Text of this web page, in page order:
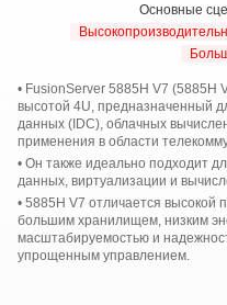
Основные
• FusionServer 5885H V7 (5885H
высотой 4U, предназначенный
данных (IDC), облачных
применения в области
• Он также идеально подходит
данных, виртуализации и
• 5885H V7 отличается высокой
большим хранилищем, низким
масштабируемостью и
упрощенным управлением.